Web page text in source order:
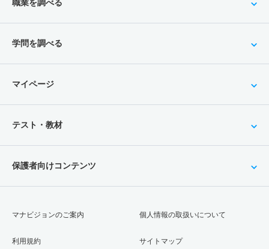
職業を調べる
学問を調べる
マイページ
テスト・教材
保護者向けコンテンツ
マナビジョンのご案内
利用規約
個人情報の取扱いについて
サイトマップ